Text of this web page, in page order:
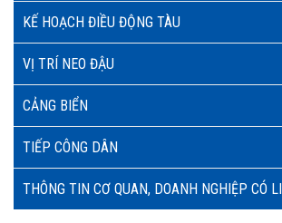
KẾ HOẠCH ĐIỀU ĐỘNG TÀU
VỊ TRÍ NEO ĐẬU
CẢNG BIỂN
TIẾP CÔNG DÂN
THÔNG TIN CƠ QUAN, DOANH NGHIỆP CÓ